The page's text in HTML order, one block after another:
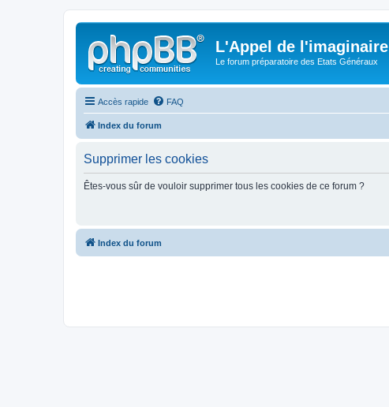
L'Appel de l'imaginaire
Le forum préparatoire des Etats Généraux
Accès rapide FAQ
Index du forum
Supprimer les cookies
Êtes-vous sûr de vouloir supprimer tous les cookies de ce forum ?
Index du forum